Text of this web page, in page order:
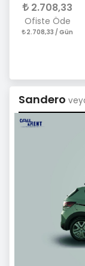
2.708,33
Ofiste Öde
2.708,33 / Gün
Sandero